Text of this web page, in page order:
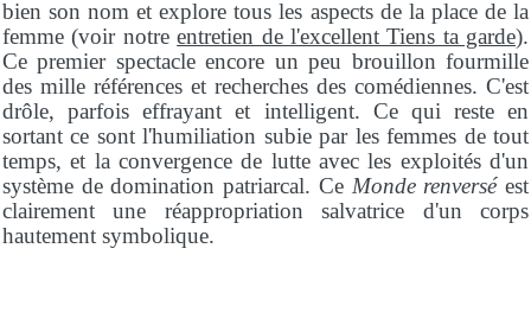
bien son nom et explore tous les aspects de la place de la
femme (voir notreentretien de l'excellent Tiens ta garde).
Ce premier spectacle encore un peu brouillon fourmille
des mille références et recherches des comédiennes. C'est
drôle, parfois effrayant et intelligent. Ce qui reste en
sortant ce sont l'humiliation subie par les femmes de tout
temps, et la convergence de lutte avec les exploités d'un
système de domination patriarcal. Ce Monde renverséest
clairement une réappropriation salvatrice d'un corps
hautement symbolique.